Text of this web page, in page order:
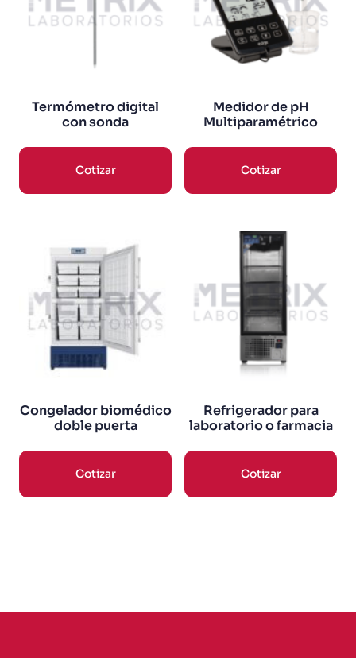
Termómetro digital
con sonda
Cotizar
Medidor de pH
Multiparamétrico
Cotizar
Congelador biomédico
doble puerta
Cotizar
Refrigerador para
laboratorio o farmacia
Cotizar